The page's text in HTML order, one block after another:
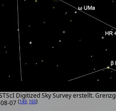
Digitized Sky Survey erstellt.
07 [149, 160]